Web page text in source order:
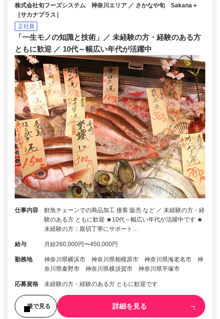
株式会社旬フーズシステム 神奈川エリア ／ さかなや旬 Sakana＋
［サカナプラス］
正社員
「一生モノの知識と技術」／ 未経験の方・経験のある方
ともに歓迎 ／ 10代～幅広い年代が活躍中
仕事内容
鮮魚チェーンでの商品加工 接客 販売 など ／ 未経験の方・経
験のある方 ともに歓迎 ★10代～幅広い年代が活躍中です ★
未経験の方：親切丁寧にサポート…
給与 月給260,000円〜450,000円
勤務地
神奈川県横浜市 神奈川県相模原市 神奈川県海老名市 神
奈川県秦野市 神奈川県横須賀市 神奈川県平塚市
応募資格 未経験の方・経験のある方 ともに歓迎です
後で見る 詳細を見る